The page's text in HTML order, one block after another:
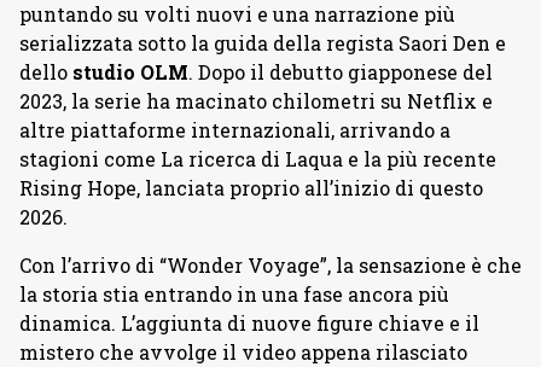
puntando su volti nuovi e una narrazione più
serializzata sotto la guida della regista Saori Den e
dello studio OLM. Dopo il debutto giapponese del
2023, la serie ha macinato chilometri su Netflix e
altre piattaforme internazionali, arrivando a
stagioni come La ricerca di Laqua e la più recente
Rising Hope, lanciata proprio all’inizio di questo
2026.
Con l’arrivo di “Wonder Voyage”, la sensazione è che
la storia stia entrando in una fase ancora più
dinamica. L’aggiunta di nuove figure chiave e il
mistero che avvolge il video appena rilasciato